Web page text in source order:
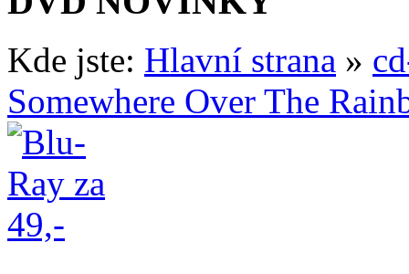
Kde jste: Hlavní strana »
Somewhere Over The